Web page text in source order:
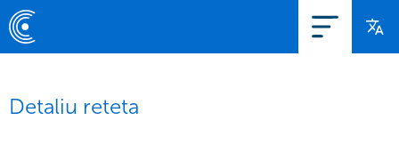
Detaliu reteta